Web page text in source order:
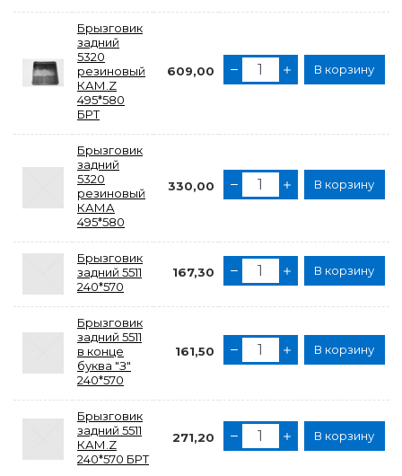
Брызговик
задний
5320
резиновый
КАМ.Z
495*580
БРТ
609,00 В корзину
Брызговик
задний
5320
резиновый
КАМА
495*580
330,00 В корзину
Брызговик
задний 5511
240*570
167,30 В корзину
Брызговик
задний 5511
в конце
буква "З"
240*570
161,50 В корзину
Брызговик
задний 5511
КАМ.Z
240*570 БРТ
271,20 В корзину